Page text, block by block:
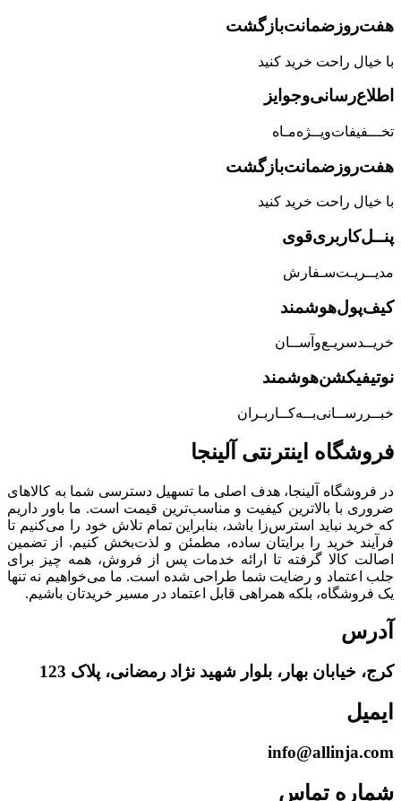
هفت‌روز‌ضمانت‌بازگشت
با خیال راحت خرید کنید
اطلاع‌رسانی‌و‌جوایز
تخـــفیفات‌ویــژه‌مـاه
هفت‌روز‌ضمانت‌بازگشت
با خیال راحت خرید کنید
پنــل‌کاربری‌قوی
مدیــریـت‌سـفارش
کیف‌پول‌هوشمند
خریــد‌سریـع‌و‌آســان
نوتیفیکشن‌هوشمند
خبــررســانی‌بــه‌کــاربـران
فروشگاه‌ اینترنتی‌ آلینجا
در فروشگاه آلینجا، هدف اصلی ما تسهیل دسترسی شما به کالاهای
ضروری با بالاترین کیفیت و مناسب‌ترین قیمت است. ما باور داریم
که خرید نباید استرس‌زا باشد، بنابراین تمام تلاش خود را می‌کنیم تا
فرآیند خرید را برایتان ساده، مطمئن و لذت‌بخش کنیم. از تضمین
اصالت کالا گرفته تا ارائه خدمات پس از فروش، همه چیز برای
جلب اعتماد و رضایت شما طراحی شده است. ما می‌خواهیم نه تنها
یک فروشگاه، بلکه همراهی قابل اعتماد در مسیر خریدتان باشیم.
آدرس
کرج، خیابان بهار، بلوار شهید نژاد رمضانی، پلاک 123
ایمیل
info@allinja.com
شماره تماس